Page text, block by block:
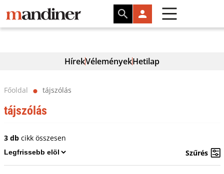
HírekVéleményekHetilap
Főoldal ⬤ tájszólás
tájszólás
3 dbcikk összesen
Szűrés